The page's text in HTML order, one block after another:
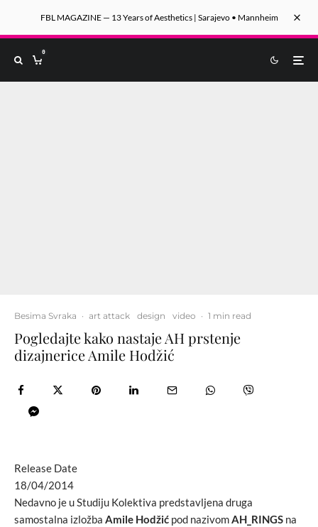
FBL MAGAZINE — 13 Years of Aesthetics | Sarajevo • Mannheim
0
Besima Svraka · art attack design video · 1 min read
Pogledajte kako nastaje AH prstenje
dizajnerice Amile Hodžić
Release Date
18/04/2014
Nedavno je u Studiju Kolektiva predstavljena druga
samostalna izložba Amile Hodžić pod nazivomAH_RINGS na